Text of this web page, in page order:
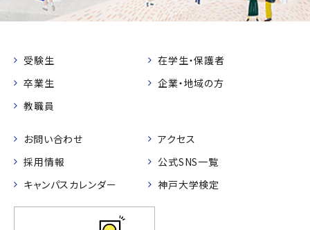
受験生
在学生・保護者
卒業生
企業・地域の方
教職員
お問い合わせ
アクセス
採用情報
公式SNS一覧
キャンパスカレンダー
神戸大学検定